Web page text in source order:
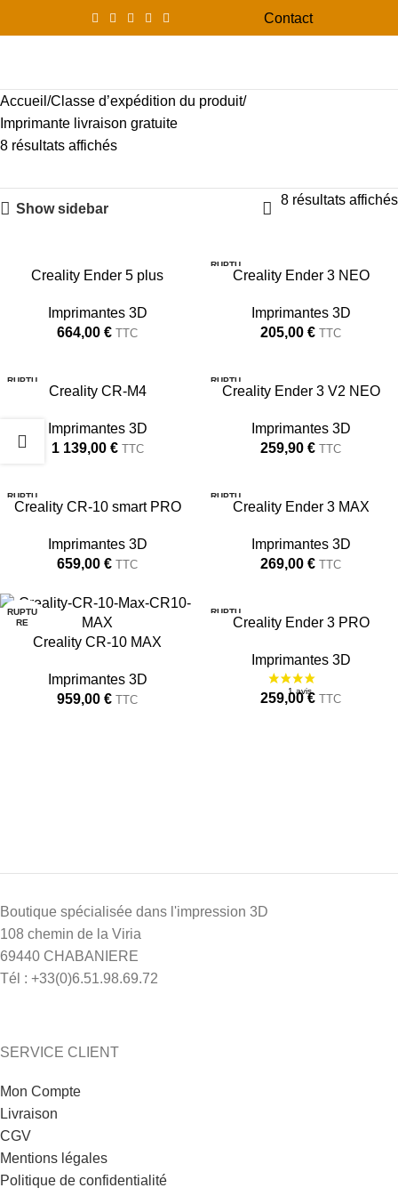
Contact
Accueil Classe d’expédition du produit
Imprimante livraison gratuite
8 résultats affichés
Show sidebar
8 résultats affichés
350X350X400
Creality Ender 5 plus
Imprimantes 3D
664,00 € TTC
RUPTU
NOUVEAU
Creality Ender 3 NEO
Imprimantes 3D
205,00 € TTC
RUPTU
NOUVEAU
Creality CR-M4
Imprimantes 3D
1 139,00 € TTC
RUPTU
RE
NOUVEAU
Creality Ender 3 V2 NEO
Imprimantes 3D
259,90 € TTC
RUPTU
RE
300X300X400
Creality CR-10 smart PRO
Imprimantes 3D
659,00 € TTC
RUPTU
300X300X340
Creality Ender 3 MAX
Imprimantes 3D
269,00 € TTC
RUPTU
RE
Creality CR-10 MAX
Imprimantes 3D
959,00 € TTC
RUPTU
220X220X250
Creality Ender 3 PRO
Imprimantes 3D
259,00€ TTC
Boutique spécialisée dans l'impression 3D
108 chemin de la Viria
69440 CHABANIERE
Tél : +33(0)6.51.98.69.72
SERVICE CLIENT
Mon Compte
Livraison
CGV
Mentions légales
Politique de confidentialité